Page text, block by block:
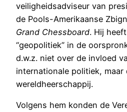
veiligheidsadviseur van
de Pools-Amerikaanse
Grand Chessboard. Hij
“geopolitiek” in de
d.w.z. niet over de invloed
internationale politiek, maar
wereldheerschappij.
Volgens hem konden de